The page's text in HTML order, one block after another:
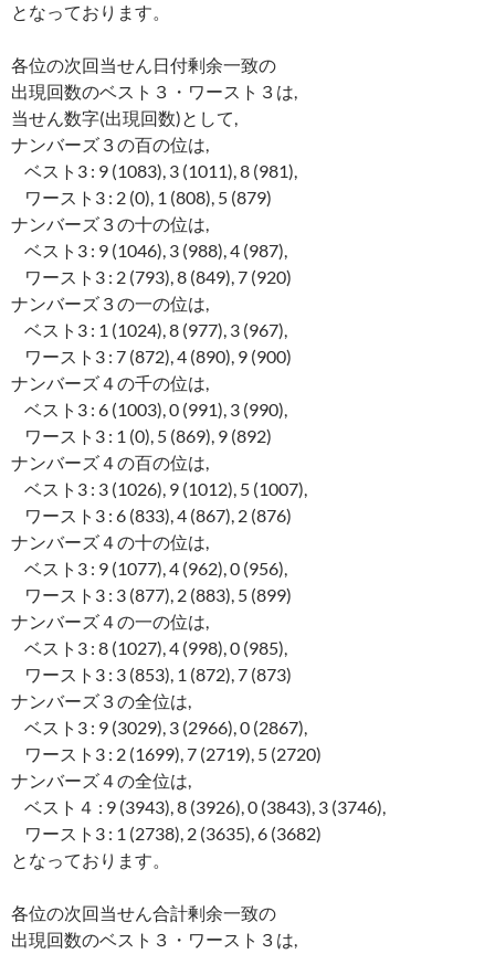
となっております。
各位の次回当せん日付剰余一致の
出現回数のベスト３・ワースト３は,
当せん数字(出現回数)として,
ナンバーズ３の百の位は,
ベスト3 : 9 (1083), 3 (1011), 8 (981),
ワースト3 : 2 (0), 1 (808), 5 (879)
ナンバーズ３の十の位は,
ベスト3 : 9 (1046), 3 (988), 4 (987),
ワースト3 : 2 (793), 8 (849), 7 (920)
ナンバーズ３の一の位は,
ベスト3 : 1 (1024), 8 (977), 3 (967),
ワースト3 : 7 (872), 4 (890), 9 (900)
ナンバーズ４の千の位は,
ベスト3 : 6 (1003), 0 (991), 3 (990),
ワースト3 : 1 (0), 5 (869), 9 (892)
ナンバーズ４の百の位は,
ベスト3 : 3 (1026), 9 (1012), 5 (1007),
ワースト3 : 6 (833), 4 (867), 2 (876)
ナンバーズ４の十の位は,
ベスト3 : 9 (1077), 4 (962), 0 (956),
ワースト3 : 3 (877), 2 (883), 5 (899)
ナンバーズ４の一の位は,
ベスト3 : 8 (1027), 4 (998), 0 (985),
ワースト3 : 3 (853), 1 (872), 7 (873)
ナンバーズ３の全位は,
ベスト3 : 9 (3029), 3 (2966), 0 (2867),
ワースト3 : 2 (1699), 7 (2719), 5 (2720)
ナンバーズ４の全位は,
ベスト４ : 9 (3943), 8 (3926), 0 (3843), 3 (3746),
ワースト3 : 1 (2738), 2 (3635), 6 (3682)
となっております。
各位の次回当せん合計剰余一致の
出現回数のベスト３・ワースト３は,